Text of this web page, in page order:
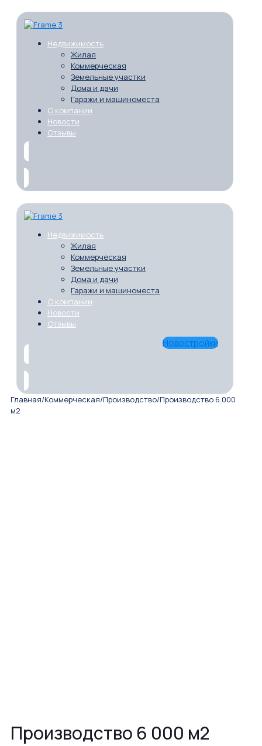
Недвижимость
Жилая
Коммерческая
Земельные участки
Дома и дачи
Гаражи и машиноместа
О компании
Новости
Отзывы
Недвижимость
Жилая
Коммерческая
Земельные участки
Дома и дачи
Гаражи и машиноместа
О компании
Новости
Отзывы
Новостройки
Главная/Коммерческая/Производство/Производство 6 000
м2
Производство 6 000 м2